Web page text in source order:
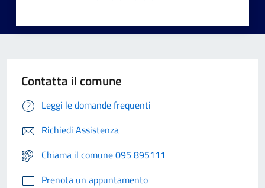
Contatta il comune
Leggi le domande frequenti
Richiedi Assistenza
Chiama il comune 095 895111
Prenota un appuntamento